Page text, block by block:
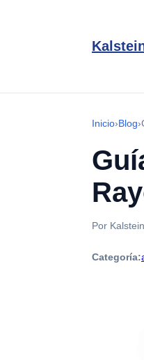
Inicio›Blog›
Por Kalstein
Categoría: